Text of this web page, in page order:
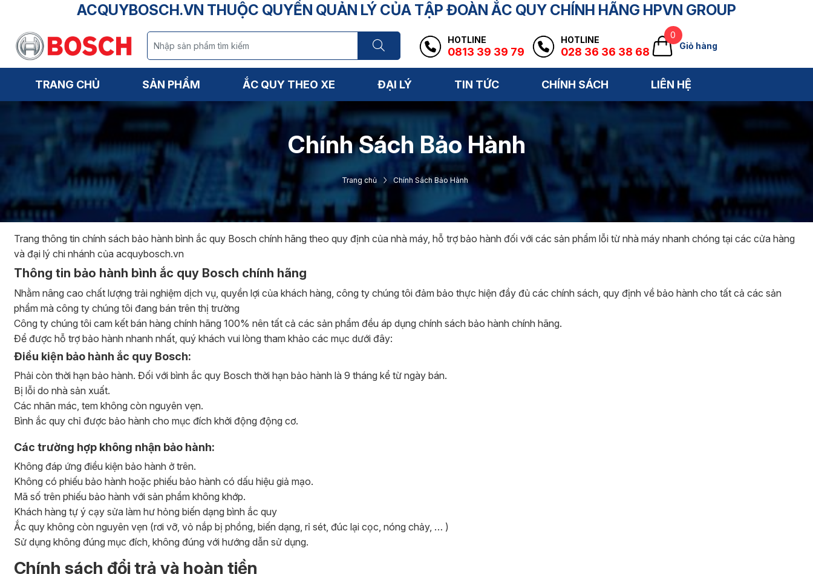
ACQUYBOSCH.VN THUỘC QUYỀN QUẢN LÝ CỦA TẬP ĐOÀN ẮC QUY CHÍNH HÃNG HPVN GROUP
HOTLINE
0813 39 39 79
HOTLINE
028 36 36 38 68
0
Giỏ hàng
TRANG CHỦ SẢN PHẨM ẮC QUY THEO XE ĐẠI LÝ TIN TỨC CHÍNH SÁCH LIÊN HỆ
Chính Sách Bảo Hành
Trang chủ Chính Sách Bảo Hành
Trang thông tin chính sách bảo hành bình ắc quy Bosch chính hãng theo quy định của nhà máy, hỗ trợ bảo hành đối với các sản phẩm lỗi từ nhà máy nhanh chóng tại các cửa hàng
và đại lý chi nhánh của acquybosch.vn
Thông tin bảo hành bình ắc quy Bosch chính hãng
Nhằm nâng cao chất lượng trải nghiệm dịch vụ, quyền lợi của khách hàng, công ty chúng tôi đảm bảo thực hiện đầy đủ các chính sách, quy định về bảo hành cho tất cả các sản
phẩm mà công ty chúng tôi đang bán trên thị trường
Công ty chúng tôi cam kết bán hàng chính hãng 100% nên tất cả các sản phẩm đều áp dụng chính sách bảo hành chính hãng.
Để được hỗ trợ bảo hành nhanh nhất, quý khách vui lòng tham khảo các mục dưới đây:
Điều kiện bảo hành ắc quy Bosch:
Phải còn thời hạn bảo hành. Đối với bình ắc quy Bosch thời hạn bảo hành là 9 tháng kể từ ngày bán.
Bị lỗi do nhà sản xuất.
Các nhãn mác, tem không còn nguyên vẹn.
Bình ắc quy chỉ được bảo hành cho mục đích khởi động động cơ.
Các trường hợp không nhận bảo hành:
Không đáp ứng điều kiện bảo hành ở trên.
Không có phiếu bảo hành hoặc phiếu bảo hành có dấu hiệu giả mạo.
Mã số trên phiếu bảo hành với sản phẩm không khớp.
Khách hàng tự ý cạy sửa làm hư hỏng biến dạng bình ắc quy
Ắc quy không còn nguyên vẹn (rơi vỡ, vỏ nắp bị phồng, biến dạng, rỉ sét, đúc lại cọc, nóng chảy, … )
Sử dụng không đúng mục đích, không đúng với hướng dẫn sử dụng.
Chính sách đổi trả và hoàn tiền